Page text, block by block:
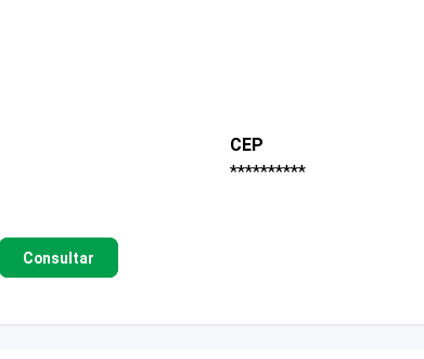
CEP
**********
Consultar